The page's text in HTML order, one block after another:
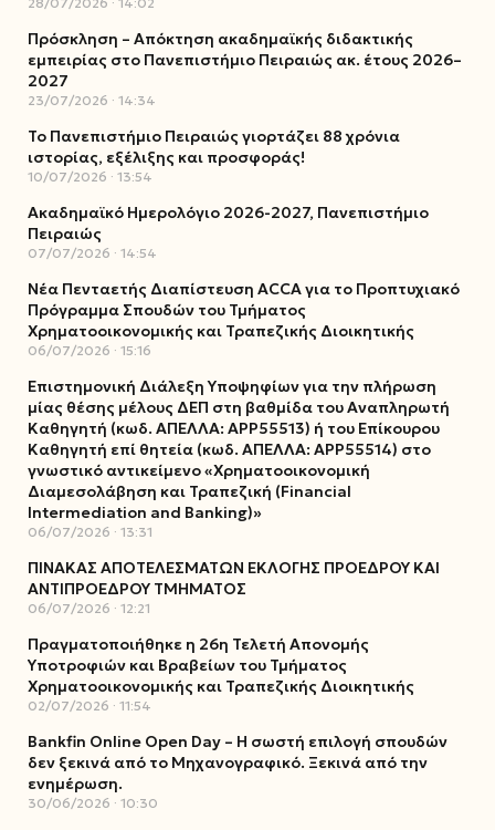
Πρόσκληση – Απόκτηση ακαδημαϊκής διδακτικής
εμπειρίας στο Πανεπιστήμιο Πειραιώς ακ. έτους 2026–
2027
23/07/2026 14:34
Το Πανεπιστήμιο Πειραιώς γιορτάζει 88 χρόνια
ιστορίας, εξέλιξης και προσφοράς!
10/07/2026 13:54
Ακαδημαϊκό Ημερολόγιο 2026-2027, Πανεπιστήμιο
Πειραιώς
07/07/2026 14:54
Νέα Πενταετής Διαπίστευση ACCA για το Προπτυχιακό
Πρόγραμμα Σπουδών του Τμήματος
Χρηματοοικονομικής και Τραπεζικής Διοικητικής
06/07/2026 15:16
Επιστημονική Διάλεξη Υποψηφίων για την πλήρωση
μίας θέσης μέλους ΔΕΠ στη βαθμίδα του Αναπληρωτή
Καθηγητή (κωδ. ΑΠΕΛΛΑ: ΑΡΡ55513) ή του Επίκουρου
Καθηγητή επί θητεία (κωδ. ΑΠΕΛΛΑ: ΑΡΡ55514) στο
γνωστικό αντικείμενο «Χρηματοοικονομική
Διαμεσολάβηση και Τραπεζική (Financial
Intermediation and Banking)»
06/07/2026 13:31
ΠΙΝΑΚΑΣ ΑΠΟΤΕΛΕΣΜΑΤΩΝ ΕΚΛΟΓΗΣ ΠΡΟΕΔΡΟΥ ΚΑΙ
ΑΝΤΙΠΡΟΕΔΡΟΥ ΤΜΗΜΑΤΟΣ
06/07/2026 12:21
Πραγματοποιήθηκε η 26η Τελετή Απονομής
Υποτροφιών και Βραβείων του Τμήματος
Χρηματοοικονομικής και Τραπεζικής Διοικητικής
02/07/2026 11:54
Bankfin Online Open Day – Η σωστή επιλογή σπουδών
δεν ξεκινά από το Μηχανογραφικό. Ξεκινά από την
ενημέρωση.
30/06/2026 10:30